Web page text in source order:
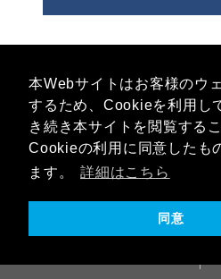
本Webサイトはお客様のウ
するため、Cookieを利用し
き続き本サイトを閲覧する
Cookieの利用に同意したも
ます。
詳細はこちら
同意